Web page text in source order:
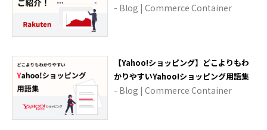
- Blog | Commerce Container
【Yahoo!ショッピング】どこよりもわ
かりやすいYahoo!ショッピング用語集
- Blog | Commerce Container